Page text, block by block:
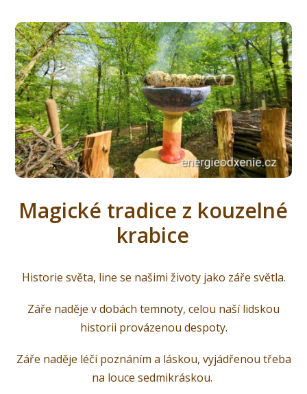
Magické tradice z kouzelné
krabice
Historie světa, line se našimi životy jako záře světla.
Záře naděje v dobách temnoty, celou naší lidskou
historii provázenou despoty.
Záře naděje léčí poznáním a láskou, vyjádřenou třeba
na louce sedmikráskou.